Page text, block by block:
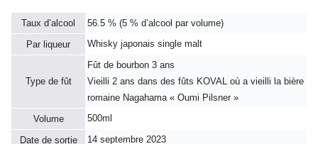
Taux d’alcool
56.5 % (5 % d’alcool par volume)
Par liqueur
Whisky japonais single malt
Type de fût
Fût de bourbon 3 ans
Vieilli 2 ans dans des fûts KOVAL où a vieilli la bière
romaine Nagahama « Oumi Pilsner »
Volume
500ml
Date de sortie 14 septembre 2023